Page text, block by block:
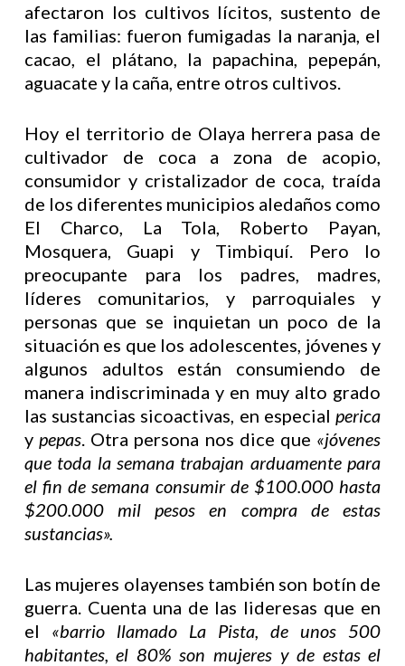
afectaron los cultivos lícitos, sustento de
las familias: fueron fumigadas la naranja, el
cacao, el plátano, la papachina, pepepán,
aguacate y la caña, entre otros cultivos.
Hoy el territorio de Olaya herrera pasa de
cultivador de coca a zona de acopio,
consumidor y cristalizador de coca, traída
de los diferentes municipios aledaños como
El Charco, La Tola, Roberto Payan,
Mosquera, Guapi y Timbiquí. Pero lo
preocupante para los padres, madres,
líderes comunitarios, y parroquiales y
personas que se inquietan un poco de la
situación es que los adolescentes, jóvenes y
algunos adultos están consumiendo de
manera indiscriminada y en muy alto grado
las sustancias sicoactivas, en especialperica
ypepas. Otra persona nos dice que «jóvenes
que toda la semana trabajan arduamente para
el fin de semana consumir de $100.000 hasta
$200.000 mil pesos en compra de estas
sustancias».
Las mujeres olayenses también son botín de
guerra. Cuenta una de las lideresas que en
el «barrio llamado La Pista, de unos 500
habitantes, el 80% son mujeres y de estas el